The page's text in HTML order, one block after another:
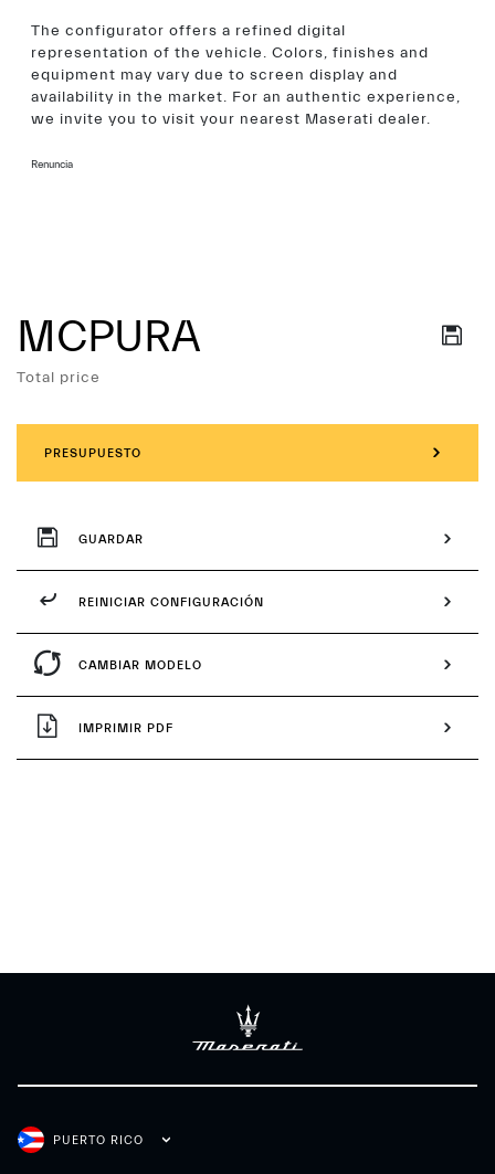
The configurator offers a refined digital
representation of the vehicle. Colors, finishes and
equipment may vary due to screen display and
availability in the market. For an authentic experience,
we invite you to visit your nearest Maserati dealer.
Renuncia
Servicios
MCPURA
Total price
PRESUPUESTO
GUARDAR
REINICIAR CONFIGURACIÓN
CAMBIAR MODELO
IMPRIMIR PDF
PUERTO RICO